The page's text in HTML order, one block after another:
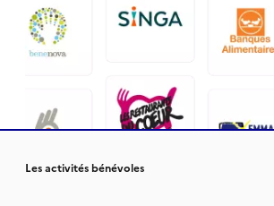
Les activités bénévoles